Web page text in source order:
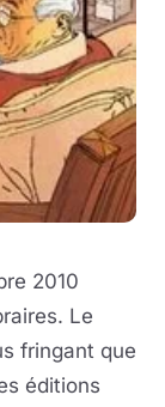
2010
Le
fringant que
éditions